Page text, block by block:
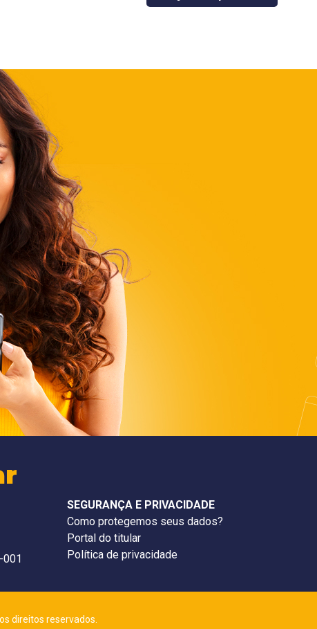
001
SEGURANÇA E PRIVACIDADE
Como protegemos seus dados?
Portal do titular
Política de privacidade
direitos reservados.